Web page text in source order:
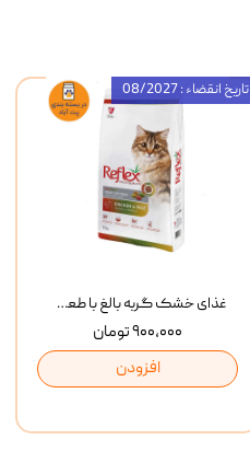
غذای خشک گربه بالغ با طعم مرغ و برنج رفلکس Reflex Multi Color Chicken And Rice وزن 1 کیلوگرم
۹۰۰,۰۰۰ تومان
افزودن
تاریخ انقضاء : 08/2027